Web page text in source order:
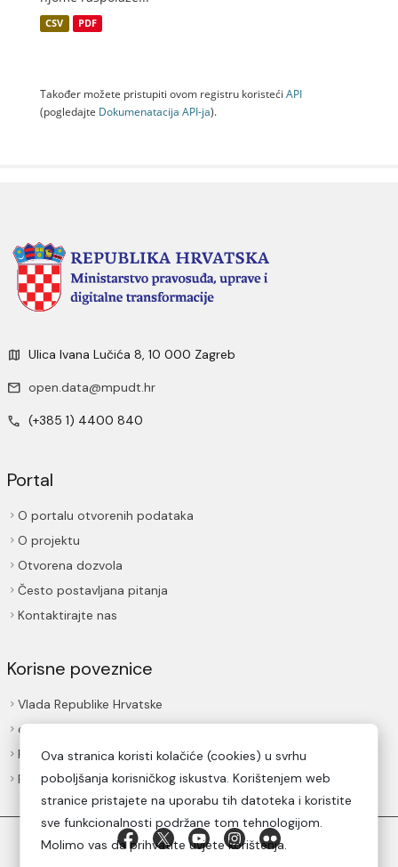
CSV PDF
Također možete pristupiti ovom registru koristeći API
(pogledajte Dokumenаtаcijа API-jа).